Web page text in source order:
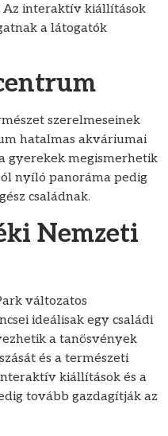
Az interaktív kiállítások
a látogatók
szerelmeseinek
hatalmas akváriumai
gyerekek megismerhetik
nyíló panoráma pedig
családnak.
Nemzeti
változatos
ideálisak egy családi
a tanösvények
és a természeti
kiállítások és a
tovább gazdagítják az